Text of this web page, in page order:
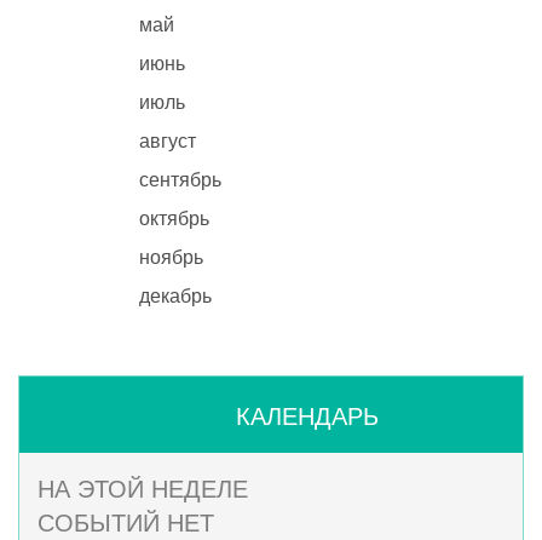
май
июнь
июль
август
сентябрь
октябрь
ноябрь
декабрь
КАЛЕНДАРЬ
НА ЭТОЙ НЕДЕЛЕ
СОБЫТИЙ НЕТ